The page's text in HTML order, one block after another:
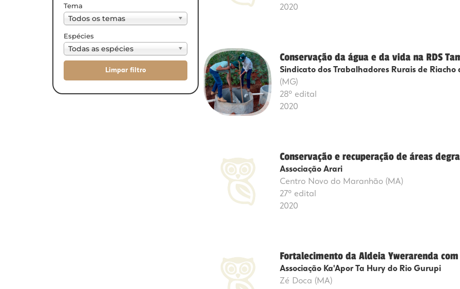
Tema
Todos os temas
Espécies
Todas as espécies
2020
Conservação da água e da vida na RDS
Sindicato dos Trabalhadores Rurais de Riacho
(MG)
28º edital
2020
Conservação e recuperação de áreas
Associação Arari
Centro Novo do Maranhão (MA)
27º edital
2020
Fortalecimento da Aldeia Ywerarenda
Associação Ka'Apor Ta Hury do Rio Gurupi
Zé Doca (MA)